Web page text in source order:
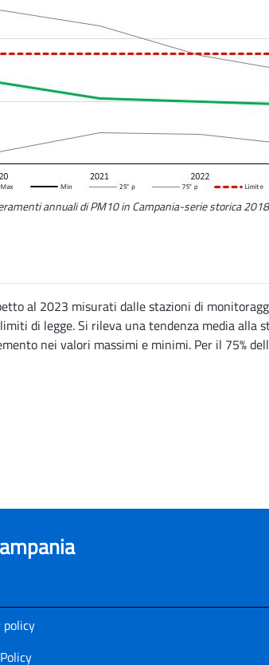
annuali di PM10 in Campania-serie storica
al 2023 misurati dalle stazioni di
di legge. Si rileva una tendenza media alla
nei valori massimi e minimi. Per il 75%
policy